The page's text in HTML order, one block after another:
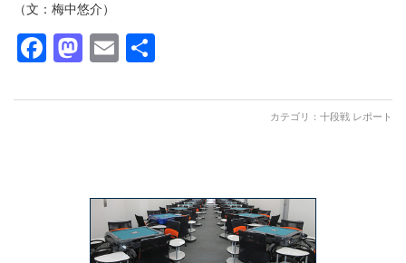
（文：梅中悠介）
Facebook
Mastodon
Email
カテゴリ： 十段戦 レポート